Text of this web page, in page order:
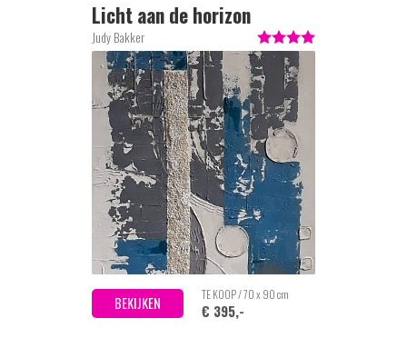
Licht aan de horizon
Judy Bakker
BEKIJKEN TE KOOP / 70 x 90 cm
€ 395,-